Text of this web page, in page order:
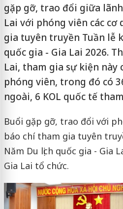
gặp gỡ, trao đổi giữa
Lai với phóng viên các cơ
gia tuyên truyền Tuần lễ
quốc gia - Gia Lai 2026.
Lai, tham gia sự kiện này
phóng viên, trong đó có
ngoài, 6 KOL quốc tế
Buổi gặp gỡ, trao đổi với
báo chí tham gia tuyên
Năm Du lịch quốc gia - Gia
Gia Lai tổ chức.